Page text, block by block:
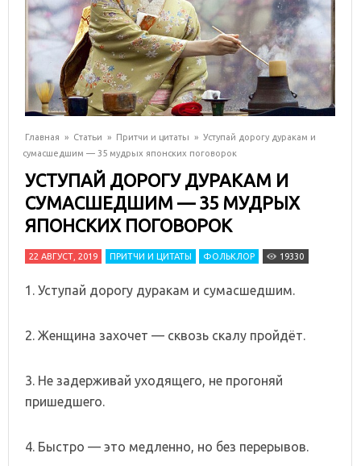
Главная » Статьи » Притчи и цитаты » Уступай дорогу дуракам и
сумасшедшим — 35 мудрых японских поговорок
УСТУПАЙ ДОРОГУ ДУРАКАМ И
СУМАСШЕДШИМ — 35 МУДРЫХ
ЯПОНСКИХ ПОГОВОРОК
22 АВГУСТ, 2019 ПРИТЧИ И ЦИТАТЫ ФОЛЬКЛОР 19330
1. Уступай дорогу дуракам и сумасшедшим.
2. Женщина захочет — сквозь скалу пройдёт.
3. Не задерживай уходящего, не прогоняй
пришедшего.
4. Быстро — это медленно, но без перерывов.